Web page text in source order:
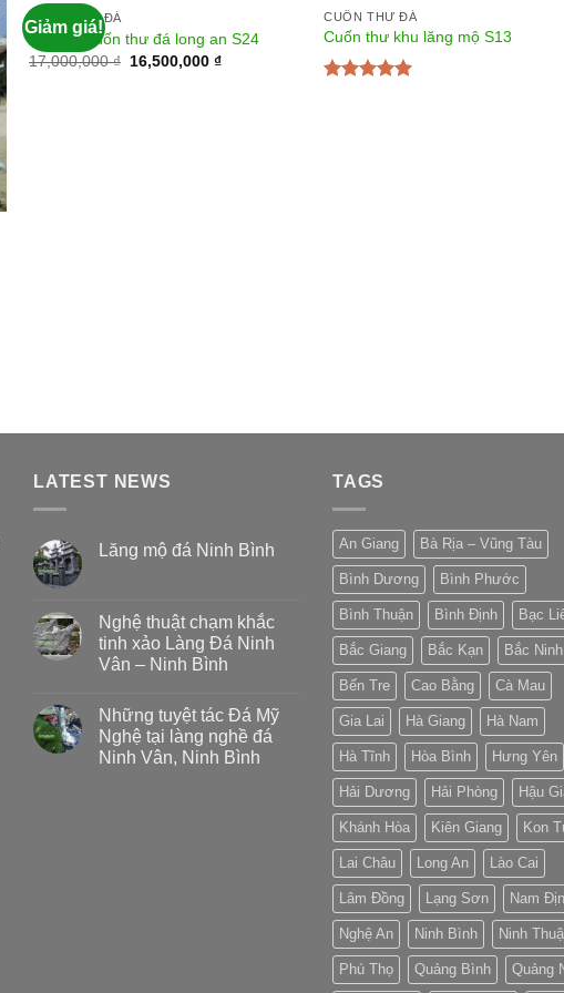
Giảm giá!
CUỐN THƯ ĐÁ
Lắp đặt cuốn thư đá long an S24
17,000,000₫ 16,500,000₫
CUỐN THƯ ĐÁ
Cuốn thư khu lăng mộ S13
LATEST NEWS
Lăng mộ đá Ninh Bình
Nghệ thuật chạm khắc
tinh xảo Làng Đá Ninh
Vân – Ninh Bình
Những tuyệt tác Đá Mỹ
Nghệ tại làng nghề đá
Ninh Vân, Ninh Bình
TAGS
An Giang Bà Rịa – Vũng Tàu
Bình Dương Bình Phước
Bình Thuận Bình Định Bạc
Bắc Giang Bắc Kạn Bắc Ninh
Bến Tre Cao Bằng Cà Mau
Gia Lai Hà Giang Hà Nam
Hà Tĩnh Hòa Bình Hưng Yên
Hải Dương Hải Phòng Hậu
Khánh Hòa Kiên Giang Kon
Lai Châu Long An Lào Cai
Lâm Đồng Lạng Sơn Nam
Nghệ An Ninh Bình Ninh
Phú Thọ Quảng Bình Quảng